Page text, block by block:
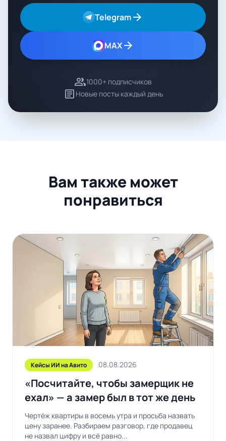
Telegramarrow_forward
MAXarrow_forward
group1000+ подписчиков
article Новые посты каждый день
Вам также может
понравиться
Кейсы ИИ на Авито 08.08.2026
«Посчитайте, чтобы замерщик не
ехал» — а замер был в тот же день
Чертёж квартиры в восемь утра и просьба назвать
цену заранее. Разбираем разговор, где продавец
не назвал цифру и всё равно...